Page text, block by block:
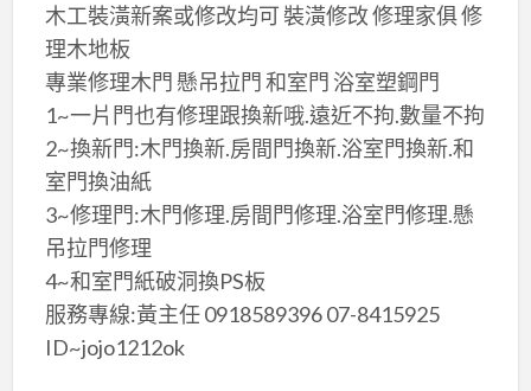
木工裝潢新案或修改均可 裝潢修改 修理家俱 修
理木地板
專業修理木門 懸吊拉門 和室門 浴室塑鋼門
1~一片門也有修理跟換新哦.遠近不拘.數量不拘
2~換新門:木門換新.房間門換新.浴室門換新.和
室門換油紙
3~修理門:木門修理.房間門修理.浴室門修理.懸
吊拉門修理
4~和室門紙破洞換PS板
服務專線:黃主任 0918589396 07-8415925
ID~jojo1212ok